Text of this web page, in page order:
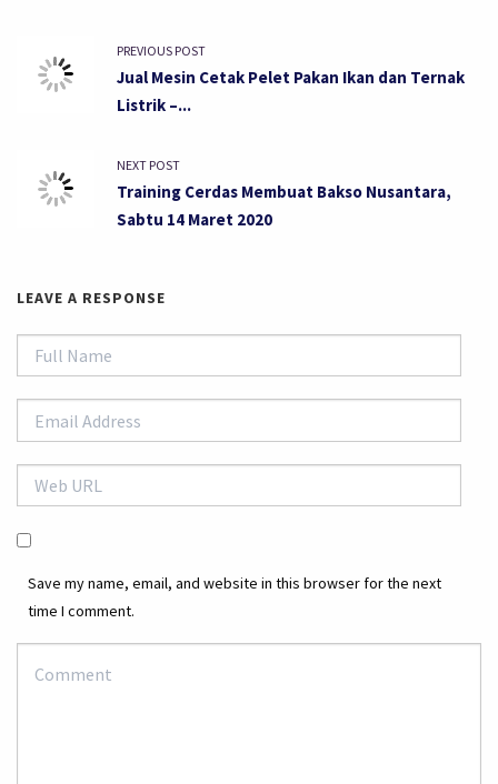
PREVIOUS POST
Jual Mesin Cetak Pelet Pakan Ikan dan Ternak
Listrik –...
NEXT POST
Training Cerdas Membuat Bakso Nusantara,
Sabtu 14 Maret 2020
LEAVE A RESPONSE
Save my name, email, and website in this browser for the next
time I comment.